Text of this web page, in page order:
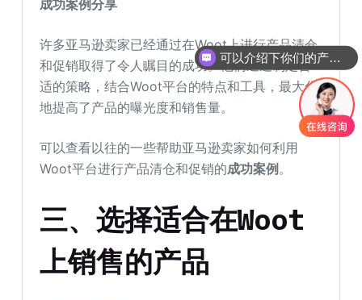
成功案例分享
许多亚马逊卖家已经通过在Woot上进行产品清仓
和促销取得了令人瞩目的成功。他们通过制定合
适的策略，结合Woot平台的特点和工具，最大化
地提高了产品的曝光度和销售量。
可以查看以往的一些帮助亚马逊卖家如何利用
Woot平台进行产品清仓和促销的成功案例 。
三、选择适合在Woot
上销售的产品
可以介绍下你们的产品么